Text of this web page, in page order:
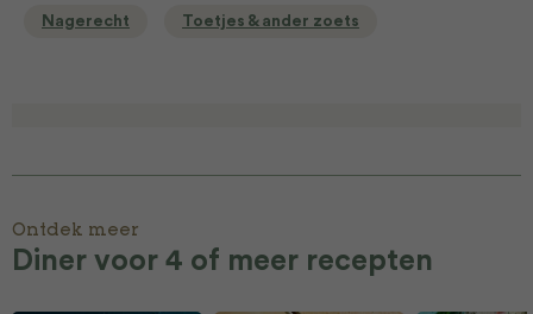
Nagerecht Toetjes & ander zoets
Ontdek meer
Diner voor 4 of meer recepten